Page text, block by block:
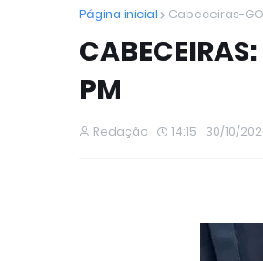
Página inicial Cabeceiras-GO
PM
Redação 14:15 30/10/